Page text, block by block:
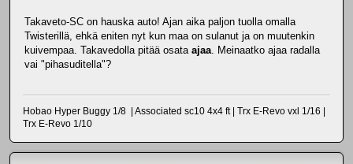
Takaveto-SC on hauska auto! Ajan aika paljon tuolla omalla
Twisterillä, ehkä eniten nyt kun maa on sulanut ja on muutenkin
kuivempaa. Takavedolla pitää osata ajaa . Meinaatko ajaa radalla
vai "pihasuditella"?
Hobao Hyper Buggy 1/8 | Associated sc10 4x4 ft | Trx E-Revo vxl 1/16 |
Trx E-Revo 1/10